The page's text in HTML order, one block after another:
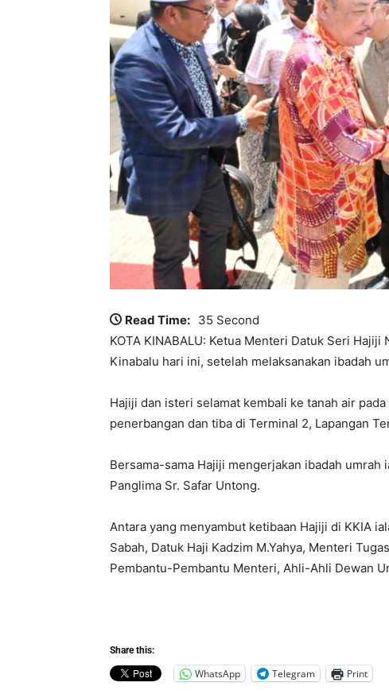
Read Time: 35 Second
KOTA KINABALU: Ketua Menteri Datuk Seri
Kinabalu hari ini, setelah melaksanakan ibadah
Hajiji dan isteri selamat kembali ke tanah air
penerbangan dan tiba di Terminal 2, Lapangan
Bersama-sama Hajiji mengerjakan ibadah umrah
Panglima Sr. Safar Untong.
Antara yang menyambut ketibaan Hajiji di KKIA
Sabah, Datuk Haji Kadzim M.Yahya, Menteri
Pembantu-Pembantu Menteri, Ahli-Ahli Dewan
Share this:
WhatsApp Telegram Print